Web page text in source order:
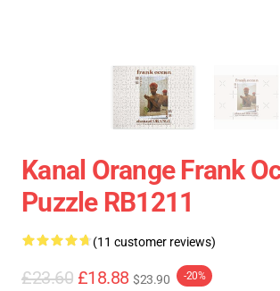
Kanal Orange Frank
Puzzle RB1211
(11 customer reviews)
£23.60 £18.88 $23.90 -20%